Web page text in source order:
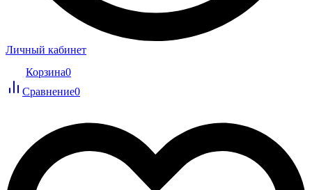
Личный кабинет
Корзина0
Сравнение0